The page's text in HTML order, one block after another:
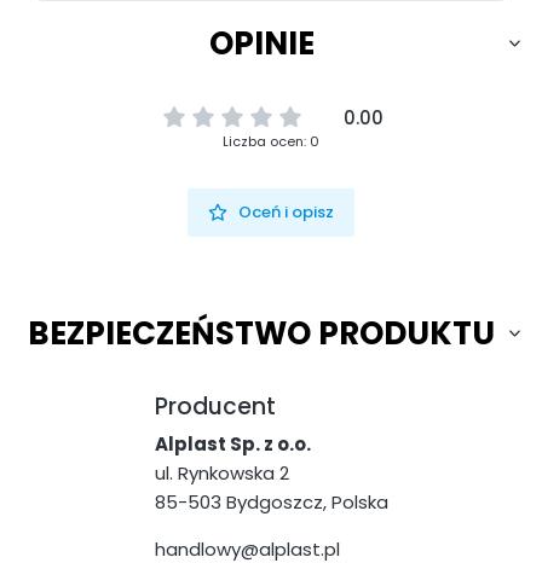
OPINIE
0.00
Liczba ocen: 0
Oceń i opisz
BEZPIECZEŃSTWO PRODUKTU
Producent
Alplast Sp. z o.o.
ul. Rynkowska 2
85-503 Bydgoszcz, Polska
handlowy@alplast.pl